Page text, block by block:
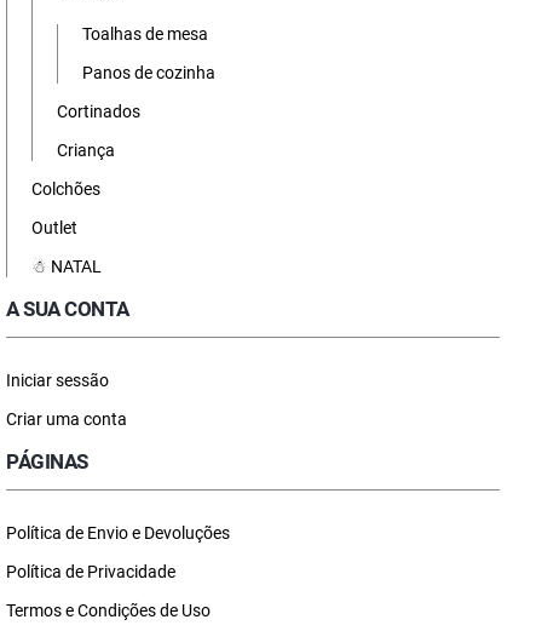
Toalhas de mesa
Panos de cozinha
Cortinados
Criança
Colchões
Outlet
☃ NATAL
A SUA CONTA
Iniciar sessão
Criar uma conta
PÁGINAS
Política de Envio e Devoluções
Política de Privacidade
Termos e Condições de Uso